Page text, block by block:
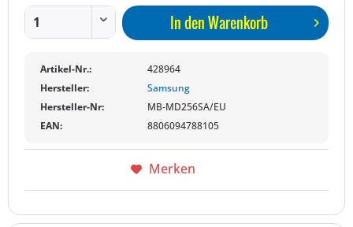
In denWarenkorb
Artikel-Nr.:
428964
Hersteller:
Samsung
Hersteller-Nr:
MB-MD256SA/EU
EAN:
8806094788105
Merken